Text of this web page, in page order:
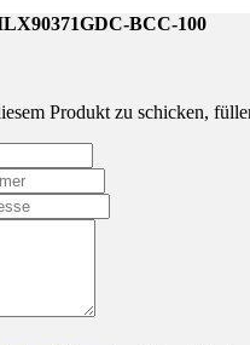
BCC-100
Produkt zu schicken,